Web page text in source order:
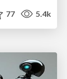
77 5.4k